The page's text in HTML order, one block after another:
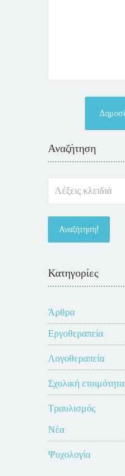
Αναζήτηση
Κατηγορίες
Άρθρα
Εργοθεραπεία
Λογοθεραπεία
Σχολική ετοιμότητα
Τραυλισμός
Νέα
Ψυχολογία